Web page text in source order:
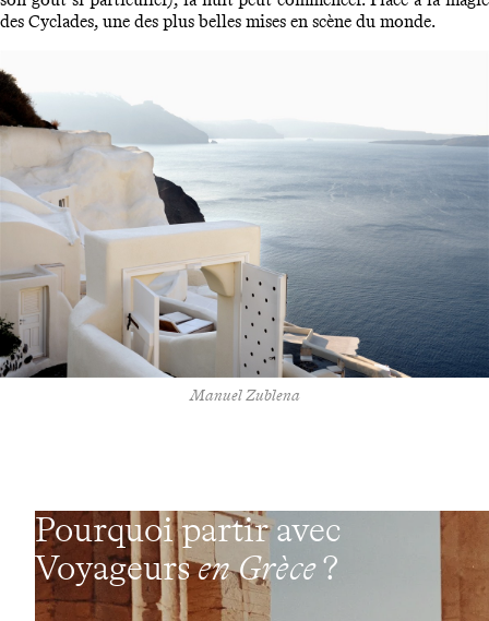
des Cyclades, une des plus belles mises en scène du monde.
Manuel Zublena
Pourquoi partir avec
Voyageursen Grèce?